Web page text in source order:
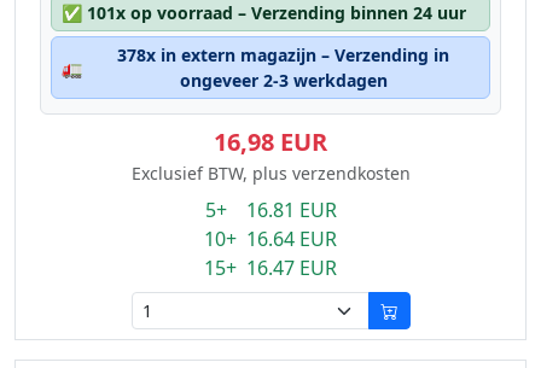
✅ 101x op voorraad – Verzending binnen 24 uur
🚛
378x in extern magazijn – Verzending in
ongeveer 2-3 werkdagen
16,98 EUR
Exclusief BTW, plus verzendkosten
5+ 16.81 EUR
10+ 16.64 EUR
15+ 16.47 EUR